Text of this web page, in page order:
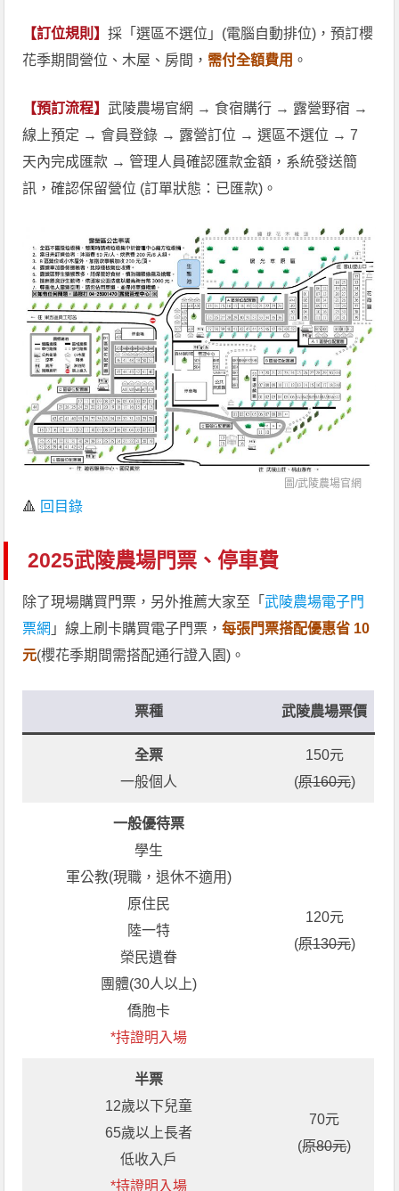
【訂位規則】採「選區不選位」(電腦自動排位)，預訂櫻
花季期間營位、木屋、房間， 需付全額費用 。
【預訂流程】武陵農場官網 → 食宿購行 → 露營野宿 →
線上預定 → 會員登錄 → 露營訂位 → 選區不選位 → 7
天內完成匯款 → 管理人員確認匯款金額，系統發送簡
訊，確認保留營位 (訂單狀態：已匯款)。
圖/武陵農場官網
🔺 回目錄
2025武陵農場門票、停車費
除了現場購買門票，另外推薦大家至「武陵農場電子門
票網 」線上刷卡購買電子門票，每張門票搭配優惠省 10
元(櫻花季期間需搭配通行證入園)。
票種 武陵農場票價
全票
一般個人
150元
(原160元)
一般優待票
學生
軍公教(現職，退休不適用)
原住民
陸一特
榮民遺眷
團體(30人以上)
僑胞卡
*持證明入場
120元
(原130元)
半票
12歲以下兒童
65歲以上長者
低收入戶
*持證明入場
70元
(原80元)